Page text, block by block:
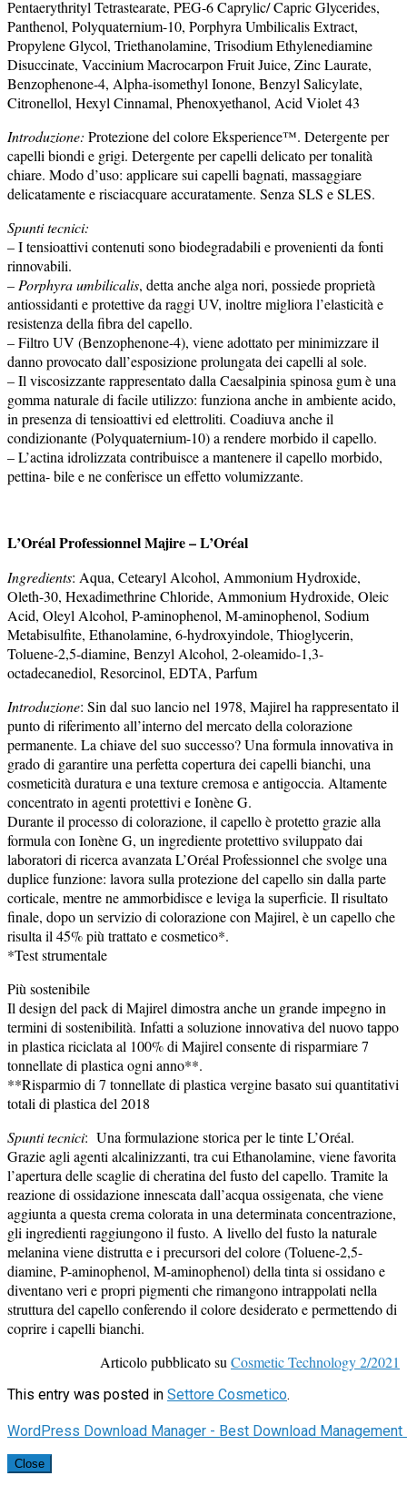
Pentaerythrityl Tetrastearate, PEG-6 Caprylic/ Capric Glycerides,
Panthenol, Polyquaternium-10, Porphyra Umbilicalis Extract,
Propylene Glycol, Triethanolamine, Trisodium Ethylenediamine
Disuccinate, Vaccinium Macrocarpon Fruit Juice, Zinc Laurate,
Benzophenone-4, Alpha-isomethyl Ionone, Benzyl Salicylate,
Citronellol, Hexyl Cinnamal, Phenoxyethanol, Acid Violet 43
Introduzione: Protezione del colore Eksperience™. Detergente per
capelli biondi e grigi. Detergente per capelli delicato per tonalità
chiare. Modo d’uso: applicare sui capelli bagnati, massaggiare
delicatamente e risciacquare accuratamente. Senza SLS e SLES.
Spunti tecnici:
– I tensioattivi contenuti sono biodegradabili e provenienti da fonti
rinnovabili.
– Porphyra umbilicalis, detta anche alga nori, possiede proprietà
antiossidanti e protettive da raggi UV, inoltre migliora l’elasticità e
resistenza della fibra del capello.
– Filtro UV (Benzophenone-4), viene adottato per minimizzare il
danno provocato dall’esposizione prolungata dei capelli al sole.
– Il viscosizzante rappresentato dalla Caesalpinia spinosa gum è una
gomma naturale di facile utilizzo: funziona anche in ambiente acido,
in presenza di tensioattivi ed elettroliti. Coadiuva anche il
condizionante (Polyquaternium-10) a rendere morbido il capello.
– L’actina idrolizzata contribuisce a mantenere il capello morbido,
pettina- bile e ne conferisce un effetto volumizzante.
L’Oréal Professionnel Majire – L’Oréal
Ingredients: Aqua, Cetearyl Alcohol, Ammonium Hydroxide,
Oleth-30, Hexadimethrine Chloride, Ammonium Hydroxide, Oleic
Acid, Oleyl Alcohol, P-aminophenol, M-aminophenol, Sodium
Metabisulfite, Ethanolamine, 6-hydroxyindole, Thioglycerin,
Toluene-2,5-diamine, Benzyl Alcohol, 2-oleamido-1,3-
octadecanediol, Resorcinol, EDTA, Parfum
Introduzione: Sin dal suo lancio nel 1978, Majirel ha rappresentato il
punto di riferimento all’interno del mercato della colorazione
permanente. La chiave del suo successo? Una formula innovativa in
grado di garantire una perfetta copertura dei capelli bianchi, una
cosmeticità duratura e una texture cremosa e antigoccia. Altamente
concentrato in agenti protettivi e Ionène G.
Durante il processo di colorazione, il capello è protetto grazie alla
formula con Ionène G, un ingrediente protettivo sviluppato dai
laboratori di ricerca avanzata L’Oréal Professionnel che svolge una
duplice funzione: lavora sulla protezione del capello sin dalla parte
corticale, mentre ne ammorbidisce e leviga la superficie. Il risultato
finale, dopo un servizio di colorazione con Majirel, è un capello che
risulta il 45% più trattato e cosmetico*.
*Test strumentale
Più sostenibile
Il design del pack di Majirel dimostra anche un grande impegno in
termini di sostenibilità. Infatti a soluzione innovativa del nuovo tappo
in plastica riciclata al 100% di Majirel consente di risparmiare 7
tonnellate di plastica ogni anno**.
**Risparmio di 7 tonnellate di plastica vergine basato sui quantitativi
totali di plastica del 2018
Spunti tecnici: Una formulazione storica per le tinte L’Oréal.
Grazie agli agenti alcalinizzanti, tra cui Ethanolamine, viene favorita
l’apertura delle scaglie di cheratina del fusto del capello. Tramite la
reazione di ossidazione innescata dall’acqua ossigenata, che viene
aggiunta a questa crema colorata in una determinata concentrazione,
gli ingredienti raggiungono il fusto. A livello del fusto la naturale
melanina viene distrutta e i precursori del colore (Toluene-2,5-
diamine, P-aminophenol, M-aminophenol) della tinta si ossidano e
diventano veri e propri pigmenti che rimangono intrappolati nella
struttura del capello conferendo il colore desiderato e permettendo di
coprire i capelli bianchi.
Articolo pubblicato su Cosmetic Technology 2/2021
This entry was posted in Settore Cosmetico.
WordPress Download Manager - Best Download Management
Close